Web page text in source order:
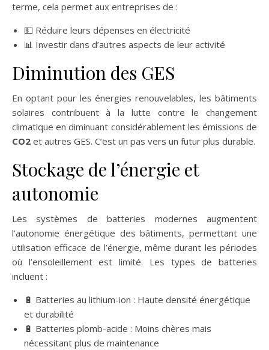
terme, cela permet aux entreprises de :
💵 Réduire leurs dépenses en électricité
📊 Investir dans d’autres aspects de leur activité
Diminution des GES
En optant pour les énergies renouvelables, les bâtiments
solaires contribuent à la lutte contre le changement
climatique en diminuant considérablement les émissions de
CO2 et autres GES. C’est un pas vers un futur plus durable.
Stockage de l’énergie et
autonomie
Les systèmes de batteries modernes augmentent
l’autonomie énergétique des bâtiments, permettant une
utilisation efficace de l’énergie, même durant les périodes
où l’ensoleillement est limité. Les types de batteries
incluent :
🔋 Batteries au lithium-ion : Haute densité énergétique
et durabilité
🔋 Batteries plomb-acide : Moins chères mais
nécessitant plus de maintenance